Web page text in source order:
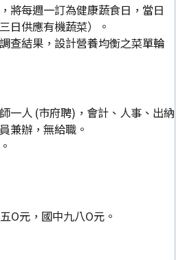
將每週一訂為健康蔬食日，當日
日供應有機蔬菜）。
查結果，設計營養均衡之菜單輪
一人 (市府聘)，會計、人事、出納
兼辦，無給職。
O元，國中九八O元。